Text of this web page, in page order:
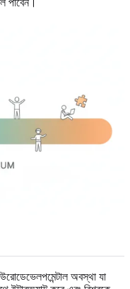
অবস্থা যা